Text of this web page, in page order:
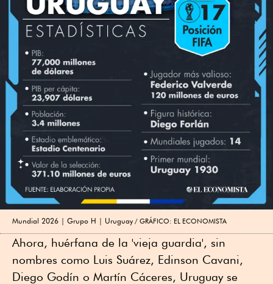
Mundial 2026 | Grupo H | Uruguay GRÁFICO: EL ECONOMISTA
Ahora, huérfana de la 'vieja guardia', sin
nombres como Luis Suárez, Edinson Cavani,
Diego Godín o Martín Cáceres, Uruguay se